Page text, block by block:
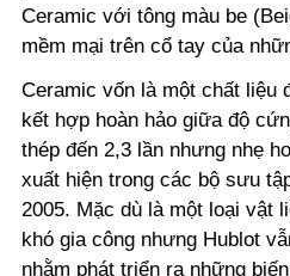
Ceramic với tông màu be
mềm mại trên cổ tay của
Ceramic vốn là một chất liệu
kết hợp hoàn hảo giữa độ
thép đến 2,3 lần nhưng nhẹ
xuất hiện trong các bộ sưu
2005. Mặc dù là một loại vật
khó gia công nhưng Hublot
nhằm phát triển ra những